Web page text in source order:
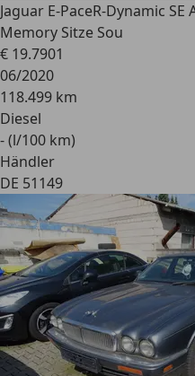
Jaguar E-PaceR-Dynamic SE
Memory Sitze Sou
€ 19.7901
06/2020
118.499 km
Diesel
- (l/100 km)
Händler
DE 51149